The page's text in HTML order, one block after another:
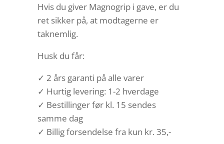
Hvis du giver Magnogrip i gave, er du
ret sikker på, at modtagerne er
taknemlig.
Husk du får:
✓ 2 års garanti på alle varer
✓ Hurtig levering: 1-2 hverdage
✓ Bestillinger før kl. 15 sendes
samme dag
✓ Billig forsendelse fra kun kr. 35,-